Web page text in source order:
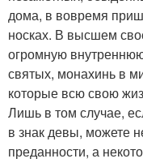
дома, в вовремя
носках. В высшем
огромную
святых, монахинь в
которые всю свою
Лишь в том случае,
в знак девы, можете
преданности, а